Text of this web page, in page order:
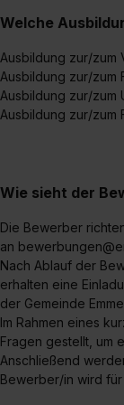
Welche
Ausbildung zur/zum
Ausbildung zur/zum
Ausbildung zur/zum
Ausbildung zur/zum
Wie sieht der
Die Bewerber
an
Nach Ablauf der
erhalten eine
der Gemeinde
Im Rahmen eines
Fragen gestellt, um
Anschließend
Bewerber/in wird